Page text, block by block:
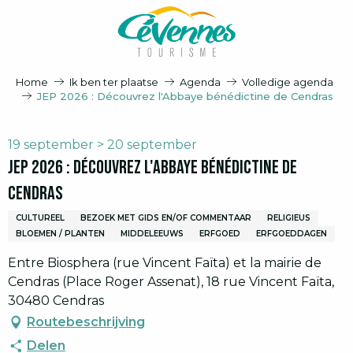
Home Ik ben ter plaatse Agenda
Volledige agenda
JEP 2026 : Découvrez l'Abbaye bénédictine de Cendras
19 september > 20 september
JEP 2026 : Découvrez l'Abbaye bénédictine de
Cendras
CULTUREEL BEZOEK MET GIDS EN/OF COMMENTAAR
RELIGIEUS
BLOEMEN / PLANTEN
MIDDELEEUWS ERFGOED ERFGOEDDAGEN
Entre Biosphera (rue Vincent Faïta) et la mairie de
Cendras (Place Roger Assenat), 18 rue Vincent Faïta,
30480 Cendras
Routebeschrijving
Delen